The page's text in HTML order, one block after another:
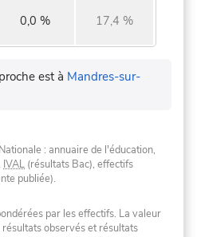
0,0 % 17,4 %
est à Mandres-sur-
: annuaire de l'éducation,
IVAL (résultats Bac), effectifs
publiée).
par les effectifs. La valeur
observés et résultats